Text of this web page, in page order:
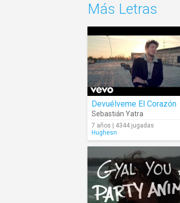
Más Letras
Devuélveme El Corazón
Sebastián Yatra
7 años | 4344 jugadas
Hughesn